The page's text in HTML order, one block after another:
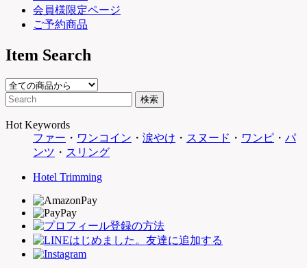
会員様限定ページ
ご予約商品
Item Search
Hot Keywords
ファー ・ ワンコイン ・ 涙やけ ・ スヌード ・ ワンピ ・ パ
ンツ ・ スリング
Hotel Trimming